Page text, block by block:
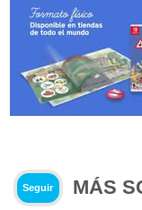
Seguir
MÁS